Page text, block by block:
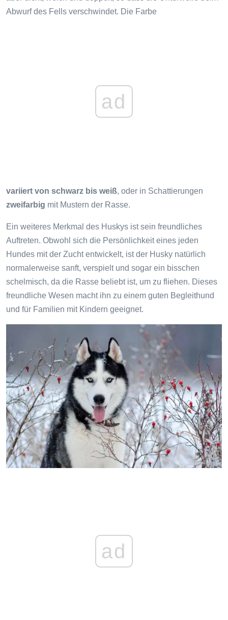
Abwurf des Fells verschwindet. Die Farbe
ad
variiert von schwarz bis weiß, oder in Schattierungen
zweifarbig mit Mustern der Rasse.
Ein weiteres Merkmal des Huskys ist sein freundliches
Auftreten. Obwohl sich die Persönlichkeit eines jeden
Hundes mit der Zucht entwickelt, ist der Husky natürlich
normalerweise sanft, verspielt und sogar ein bisschen
schelmisch, da die Rasse beliebt ist, um zu fliehen. Dieses
freundliche Wesen macht ihn zu einem guten Begleithund
und für Familien mit Kindern geeignet.
ad